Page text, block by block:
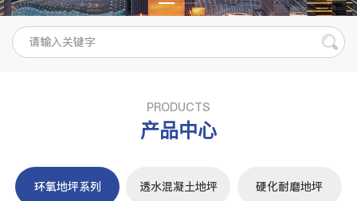
PRODUCTS
产品中心
环氧地坪系列 透水混凝土地坪 硬化耐磨地坪